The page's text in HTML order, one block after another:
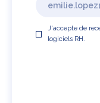
J'accepte de
logiciels RH.